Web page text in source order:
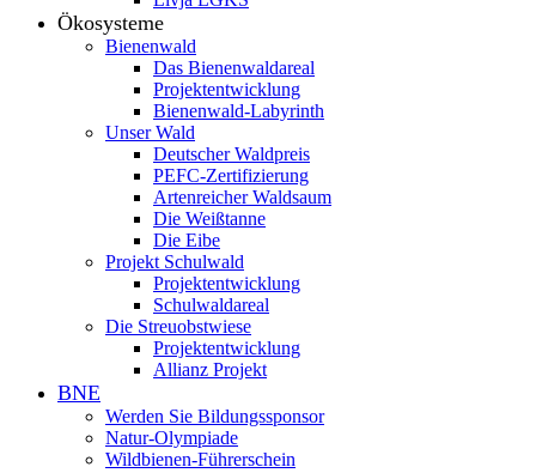
Ökosysteme
Bienenwald
Das Bienenwaldareal
Projektentwicklung
Bienenwald-Labyrinth
Unser Wald
Deutscher Waldpreis
PEFC-Zertifizierung
Artenreicher Waldsaum
Die Weißtanne
Die Eibe
Projekt Schulwald
Projektentwicklung
Schulwaldareal
Die Streuobstwiese
Projektentwicklung
Allianz Projekt
BNE
Werden Sie Bildungssponsor
Natur-Olympiade
Wildbienen-Führerschein